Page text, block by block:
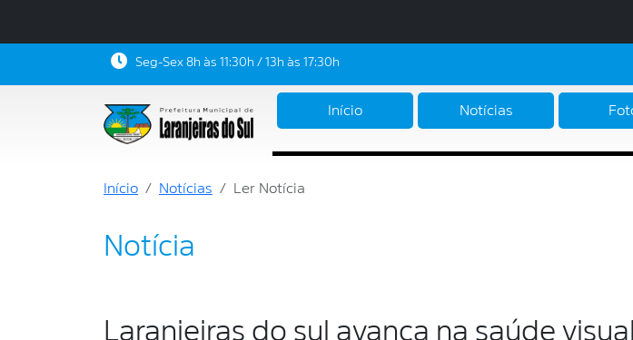
Seg-Sex 8h às 11:30h / 13h às 17:30h
Início Notícias
Início Notícias Ler Notícia
Notícia
Laranjeiras do sul avança na saúde